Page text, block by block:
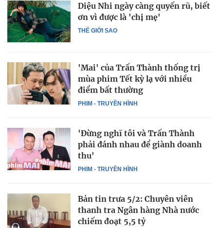
THẾ GIỚI SAO
Diệu Nhi ngày càng quyến rũ, biết
ơn vì được là 'chị mẹ'
PHIM - TRUYỀN HÌNH
'Mai' của Trấn Thành thống trị
mùa phim Tết kỳ lạ với nhiều
điểm bất thường
PHIM - TRUYỀN HÌNH
'Đừng nghĩ tôi và Trấn Thành
phải đánh nhau để giành doanh
thu'
Bản tin trưa 5/2: Chuyên viên
thanh tra Ngân hàng Nhà nước
chiếm đoạt 5,5 tỷ